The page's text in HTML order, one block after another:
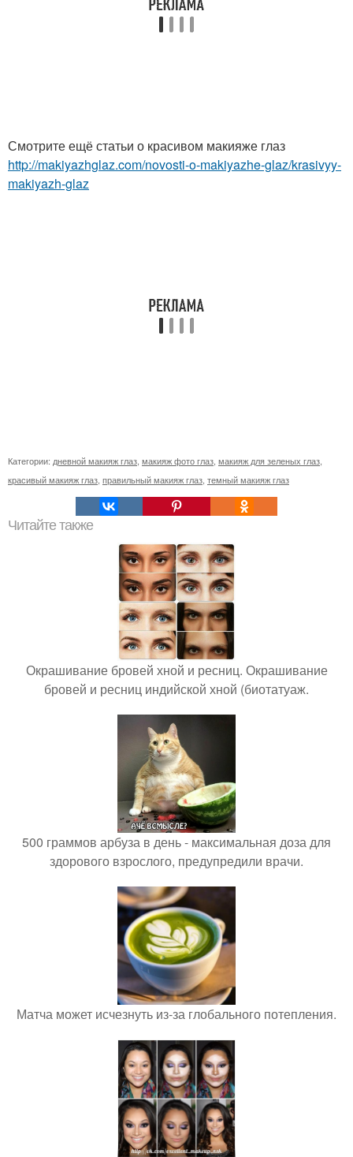
Смотрите ещё статьи о красивом макияже глаз
http://makiyazhglaz.com/novosti-o-makiyazhe-glaz/krasivyy-
makiyazh-glaz
Категории: дневной макияж глаз макияж фото глаз макияж для зеленых глаз
красивый макияж глаз правильный макияж глаз темный макияж глаз
Читайте также
Окрашивание бровей хной и ресниц. Окрашивание
бровей и ресниц индийской хной (биотатуаж.
500 граммов арбуза в день - максимальная доза для
здорового взрослого, предупредили врачи.
Матча может исчезнуть из-за глобального потепления.